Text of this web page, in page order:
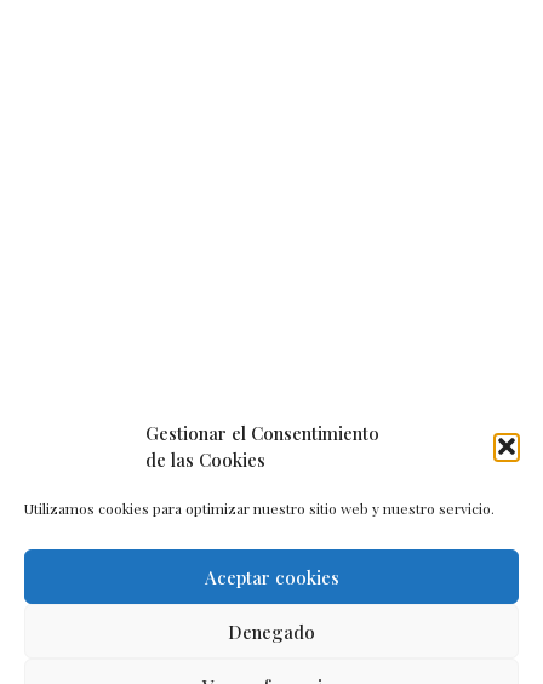
Gestionar el Consentimiento
de las Cookies
Utilizamos cookies para optimizar nuestro sitio web y nuestro servicio.
Aceptar cookies
Denegado
Política de cookies